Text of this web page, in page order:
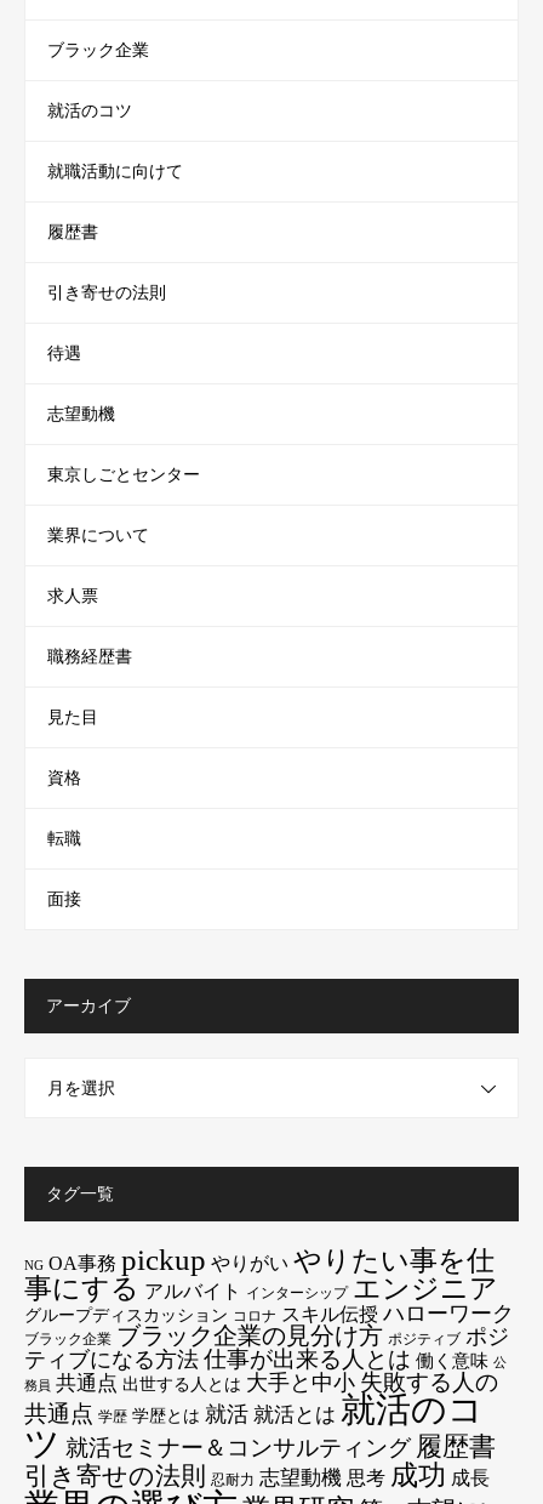
ブラック企業
就活のコツ
就職活動に向けて
履歴書
引き寄せの法則
待遇
志望動機
東京しごとセンター
業界について
求人票
職務経歴書
見た目
資格
転職
面接
アーカイブ
月を選択
タグ一覧
NG OA事務 pickup やりがい やりたい事を仕
事にする アルバイト インターシップ エンジニア
グループディスカッション コロナ スキル伝授 ハローワーク
ブラック企業 ブラック企業の見分け方 ポジティブ ポジ
ティブになる方法 仕事が出来る人とは 働く意味 公
務員 共通点 出世する人とは 大手と中小 失敗する人の
共通点 学歴 学歴とは 就活 就活とは 就活のコ
ツ 就活セミナー＆コンサルティング 履歴書
引き寄せの法則
忍耐力 志望動機 思考 成功 成長